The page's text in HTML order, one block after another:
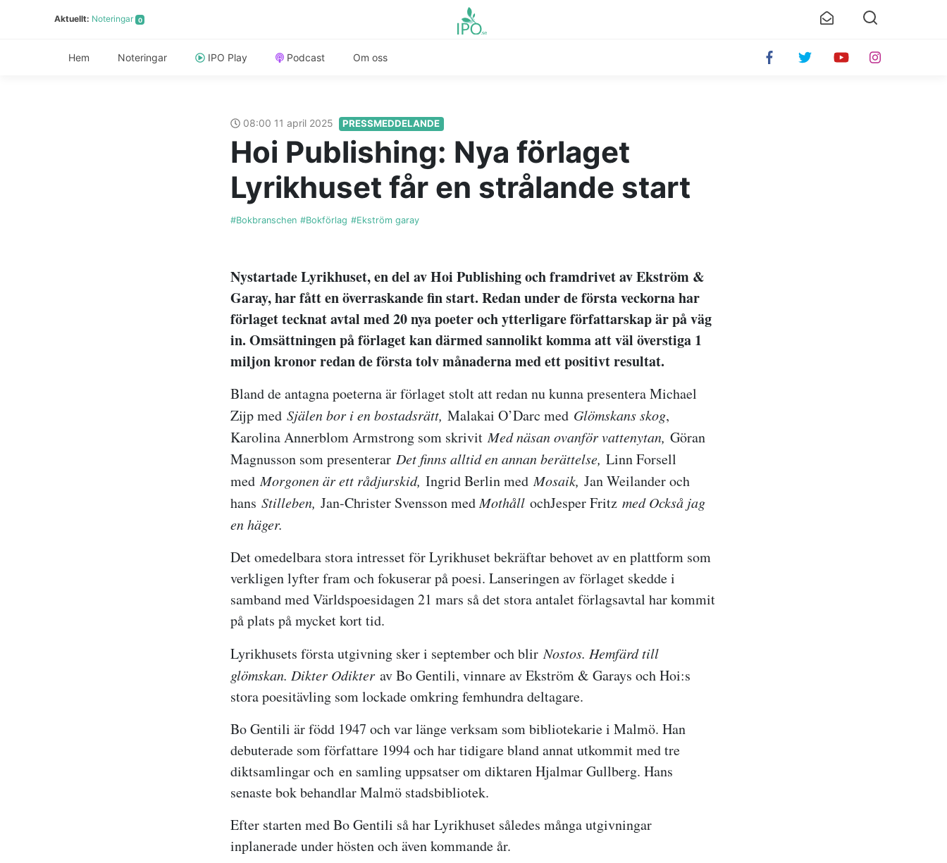
Aktuellt: Noteringar 0
Hem Noteringar IPO Play Podcast Om oss
08:00 11 april 2025 PRESSMEDDELANDE
Hoi Publishing: Nya förlaget
Lyrikhuset får en strålande start
#Bokbranschen #Bokförlag #Ekström garay
Nystartade Lyrikhuset, en del av Hoi Publishing och framdrivet av Ekström &
Garay, har fått en överraskande fin start. Redan under de första veckorna har
förlaget tecknat avtal med 20 nya poeter och ytterligare författarskap är på väg
in. Omsättningen på förlaget kan därmed sannolikt komma att väl överstiga 1
miljon kronor redan de första tolv månaderna med ett positivt resultat.
Bland de antagna poeterna är förlaget stolt att redan nu kunna presentera Michael
Zijp med Själen bor i en bostadsrätt, Malakai O’Darc med Glömskans skog,
Karolina Annerblom Armstrong som skrivitMed näsan ovanför vattenytan, Göran
Magnusson som presenterar Det finns alltid en annan berättelse, Linn Forsell
med Morgonen är ett rådjurskid, Ingrid Berlin med Mosaik, Jan Weilander och
hans Stilleben, Jan-Christer Svensson medMothåll ochJesper Fritz med Också jag
en häger.
Det omedelbara stora intresset för Lyrikhuset bekräftar behovet av en plattform som
verkligen lyfter fram och fokuserar på poesi. Lanseringen av förlaget skedde i
samband med Världspoesidagen 21 mars så det stora antalet förlagsavtal har kommit
på plats på mycket kort tid.
Lyrikhusets första utgivning sker i september och blirNostos. Hemfärd till
glömskan. Dikter Odikter av Bo Gentili, vinnare av Ekström & Garays och Hoi:s
stora poesitävling som lockade omkring femhundra deltagare.
Bo Gentili är född 1947 och var länge verksam som bibliotekarie i Malmö. Han
debuterade som författare 1994 och har tidigare bland annat utkommit med tre
diktsamlingar och en samling uppsatser om diktaren Hjalmar Gullberg. Hans
senaste bok behandlar Malmö stadsbibliotek.
Efter starten med Bo Gentili så har Lyrikhuset således många utgivningar
inplanerade under hösten och även kommande år.